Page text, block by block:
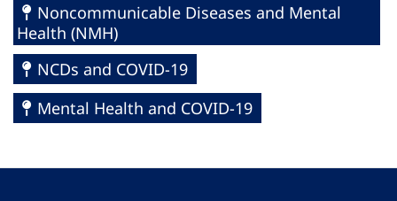
Noncommunicable Diseases and Mental
Health (NMH)
NCDs and COVID-19
Mental Health and COVID-19